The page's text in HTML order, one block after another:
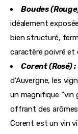
Boudes
idéalement
bien structuré,
caractère poivré et
Corent (Rosé) :
d’Auvergne, les
un magnifique “vin
offrant des
Corent est un vin